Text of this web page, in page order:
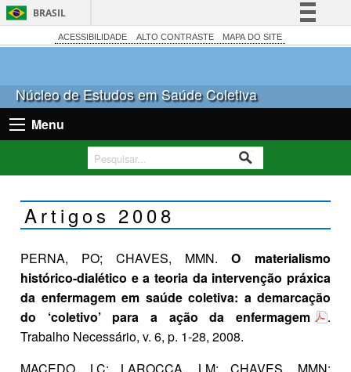
BRASIL
Simplifique!
Acesso à informação
Canais
ACESSIBILIDADE ALTO CONTRASTE MAPA DO SITE
Núcleo de Estudos em Saúde Coletiva
Menu
Artigos 2008
PERNA, PO; CHAVES, MMN. O materialismo
histórico-dialético e a teoria da intervenção práxica
da enfermagem em saúde coletiva: a demarcação
do ‘coletivo’ para a ação da enfermagem
.
Trabalho Necessário, v. 6, p. 1-28, 2008.